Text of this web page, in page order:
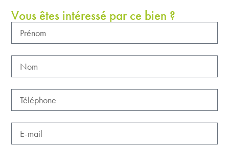
Vous êtes intéressé par ce bien ?